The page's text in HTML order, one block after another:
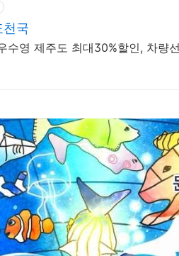
천국
수영 제주도 최대30%할인, 차량